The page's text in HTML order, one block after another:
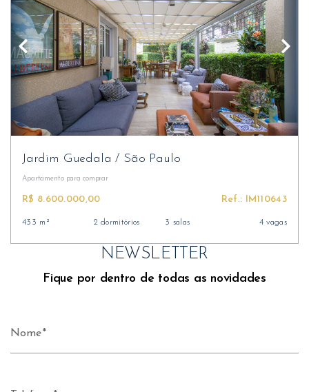
Jardim Guedala/ São Paulo
Apartamento para comprar
R$ 8.600.000,00 Ref.: IM110643
433 m² 2 dormitórios 3 salas 4 vagas
NEWSLETTER
Fique por dentro de todas as novidades
Nome